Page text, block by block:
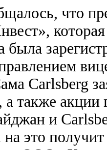
что
Carlsberg
а также
и
на это